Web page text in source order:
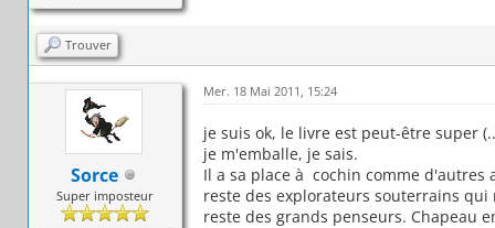
Trouver
Sorce
Super imposteur
Mer. 18 Mai 2011, 15:24
je suis ok, le livre est peut-être super
je m'emballe, je sais.
Il a sa place à cochin comme
reste des explorateurs souterrains
reste des grands penseurs. Chapeau